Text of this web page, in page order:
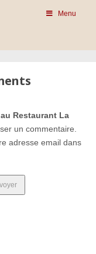
Menu
Restaurant La
un commentaire.
adresse email dans